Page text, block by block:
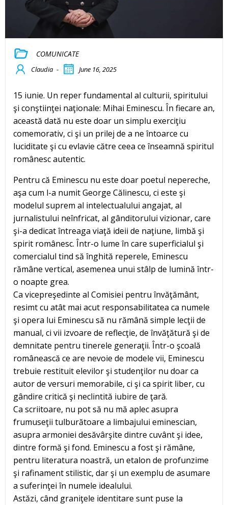
COMUNICATE
Claudia - June 16, 2025
15 iunie. Un reper fundamental al culturii, spiritului
şi conştiinţei naţionale: Mihai Eminescu. În fiecare an,
această dată nu este doar un simplu exerciţiu
comemorativ, ci şi un prilej de a ne întoarce cu
luciditate şi cu evlavie către ceea ce înseamnă spiritul
românesc autentic.
Pentru că Eminescu nu este doar poetul nepereche,
aşa cum l-a numit George Călinescu, ci este şi
modelul suprem al intelectualului angajat, al
jurnalistului neînfricat, al gânditorului vizionar, care
şi-a dedicat întreaga viaţă ideii de naţiune, limbă şi
spirit românesc. Într-o lume în care superficialul şi
comercialul tind să înghită reperele, Eminescu
rămâne vertical, asemenea unui stâlp de lumină într-
o noapte grea.
Ca vicepreşedinte al Comisiei pentru învăţământ,
resimt cu atât mai acut responsabilitatea ca numele
şi opera lui Eminescu să nu rămână simple lecţii de
manual, ci vii izvoare de reflecţie, de învăţătură şi de
demnitate pentru tinerele generaţii. Într-o şcoală
românească ce are nevoie de modele vii, Eminescu
trebuie restituit elevilor şi studenţilor nu doar ca
autor de versuri memorabile, ci şi ca spirit liber, cu
gândire critică şi neclintită iubire de ţară.
Ca scriitoare, nu pot să nu mă aplec asupra
frumuseţii tulburătoare a limbajului eminescian,
asupra armoniei desăvârşite dintre cuvânt şi idee,
dintre formă şi fond. Eminescu a fost şi rămâne,
pentru literatura noastră, un etalon de profunzime
şi rafinament stilistic, dar şi un exemplu de asumare
a suferinţei în numele idealului.
Astăzi, când graniţele identitare sunt puse la